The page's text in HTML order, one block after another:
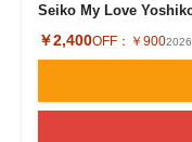
Seiko My Love
￥2,400OFF： ￥900